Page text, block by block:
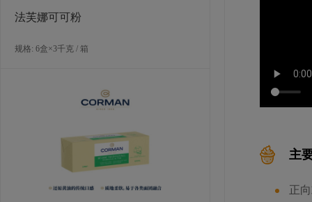
法芙娜可可粉
规格: 6盒×3千克 / 箱
主
正